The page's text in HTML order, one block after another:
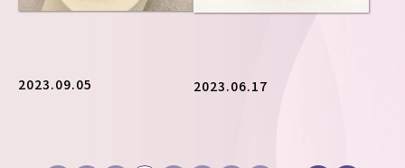
2023.09.05 2023.06.17